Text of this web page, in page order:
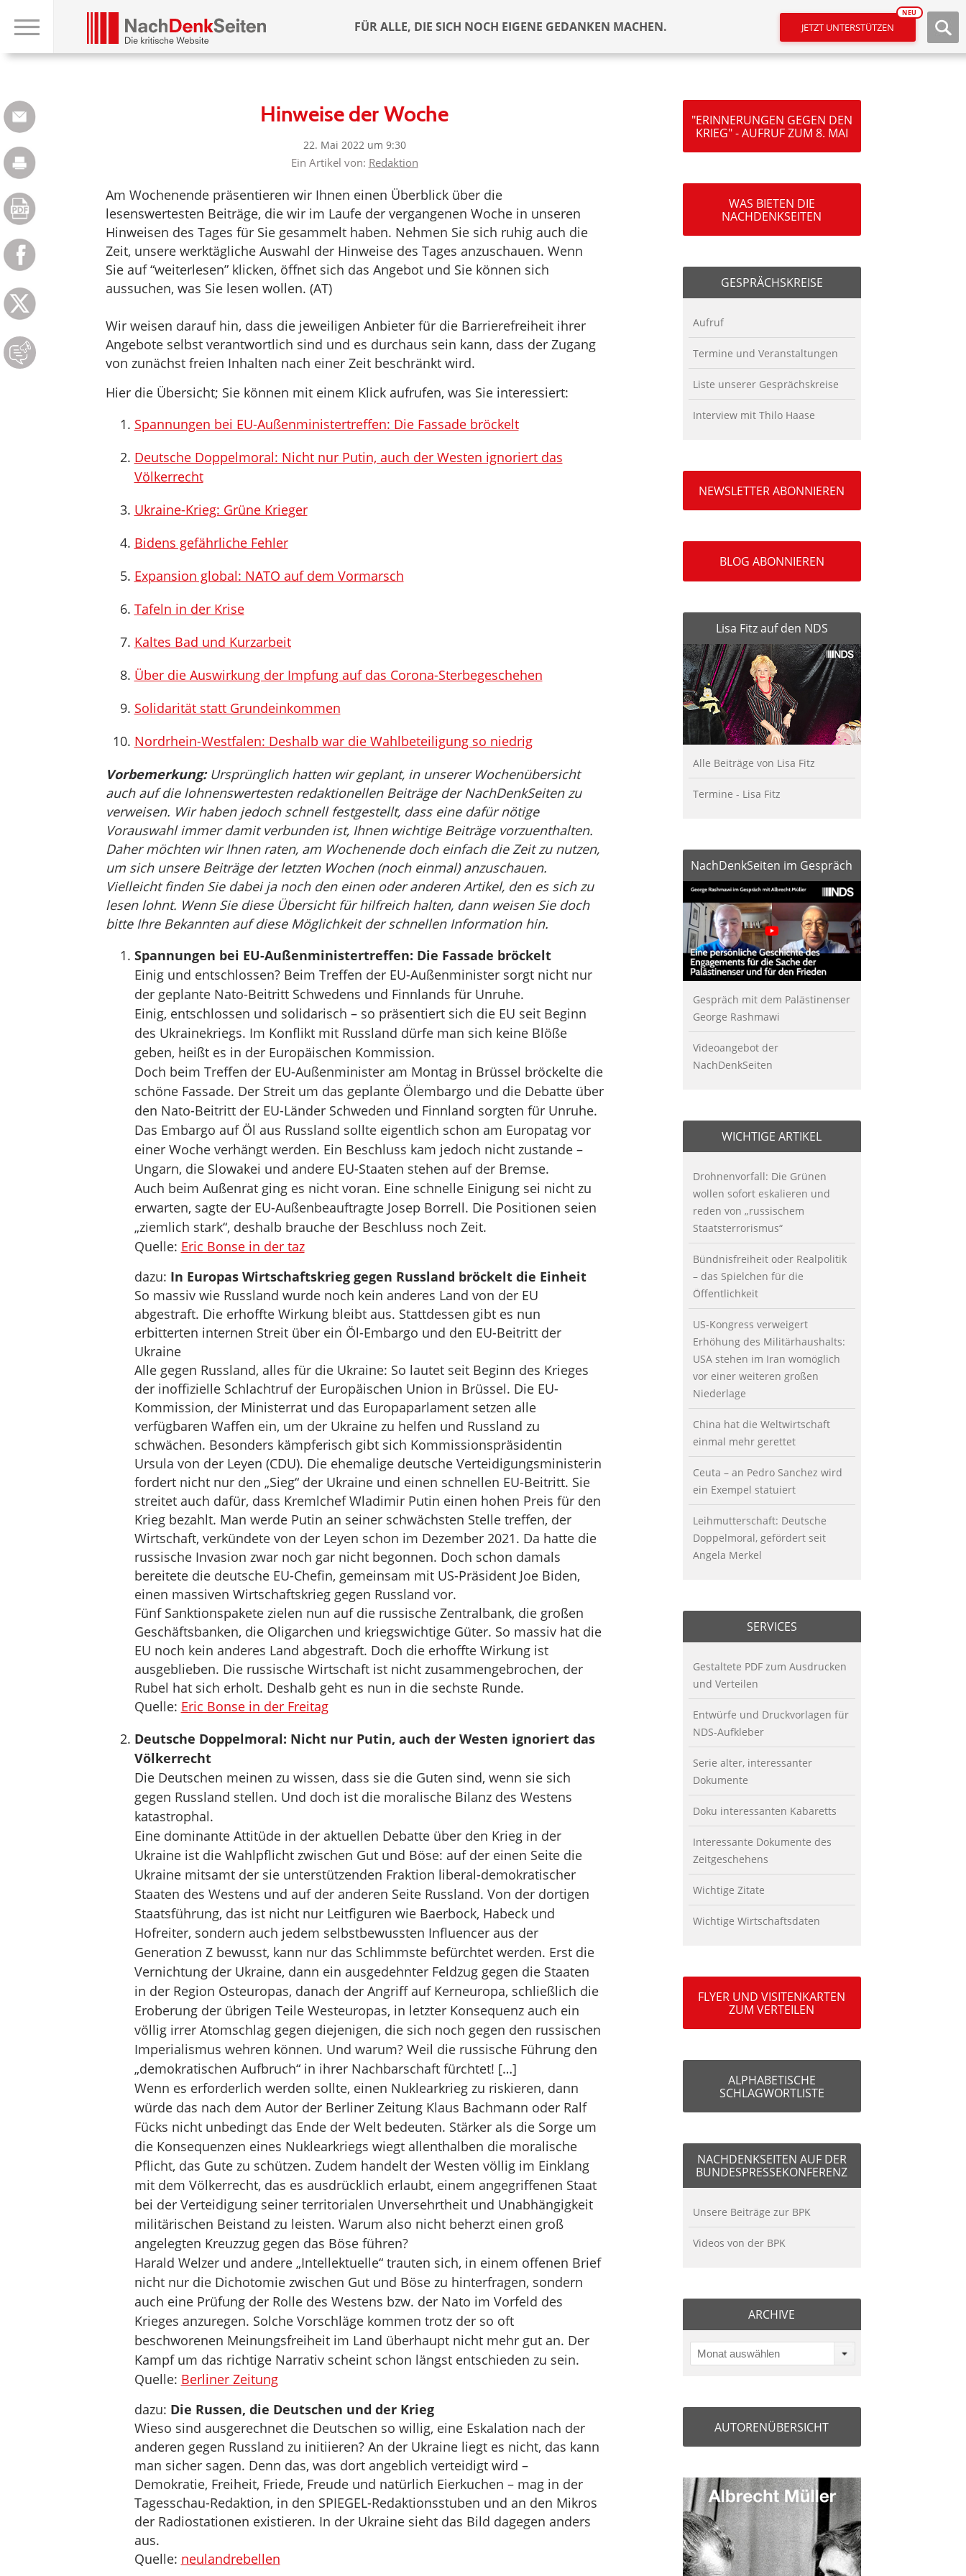
FÜR ALLE, DIE SICH NOCH EIGENE GEDANKEN MACHEN. JETZT UNTERSTÜTZEN
NEU
Hinweise der Woche
22. Mai 2022 um 9:30
Ein Artikel von: Redaktion
Am Wochenende präsentieren wir Ihnen einen Überblick über die
lesenswertesten Beiträge, die wir im Laufe der vergangenen Woche in unseren
Hinweisen des Tages für Sie gesammelt haben. Nehmen Sie sich ruhig auch die
Zeit, unsere werktägliche Auswahl der Hinweise des Tages anzuschauen. Wenn
Sie auf “weiterlesen” klicken, öffnet sich das Angebot und Sie können sich
aussuchen, was Sie lesen wollen. (AT)
Wir weisen darauf hin, dass die jeweiligen Anbieter für die Barrierefreiheit ihrer
Angebote selbst verantwortlich sind und es durchaus sein kann, dass der Zugang
von zunächst freien Inhalten nach einer Zeit beschränkt wird.
Hier die Übersicht; Sie können mit einem Klick aufrufen, was Sie interessiert:
Spannungen bei EU-Außenministertreffen: Die Fassade bröckelt
Deutsche Doppelmoral: Nicht nur Putin, auch der Westen ignoriert das
Völkerrecht
Ukraine-Krieg: Grüne Krieger
Bidens gefährliche Fehler
Expansion global: NATO auf dem Vormarsch
Tafeln in der Krise
Kaltes Bad und Kurzarbeit
Über die Auswirkung der Impfung auf das Corona-Sterbegeschehen
Solidarität statt Grundeinkommen
Nordrhein-Westfalen: Deshalb war die Wahlbeteiligung so niedrig
Vorbemerkung:Ursprünglich hatten wir geplant, in unserer Wochenübersicht
auch auf die lohnenswertesten redaktionellen Beiträge der NachDenkSeiten zu
verweisen. Wir haben jedoch schnell festgestellt, dass eine dafür nötige
Vorauswahl immer damit verbunden ist, Ihnen wichtige Beiträge vorzuenthalten.
Daher möchten wir Ihnen raten, am Wochenende doch einfach die Zeit zu nutzen,
um sich unsere Beiträge der letzten Wochen (noch einmal) anzuschauen.
Vielleicht finden Sie dabei ja noch den einen oder anderen Artikel, den es sich zu
lesen lohnt. Wenn Sie diese Übersicht für hilfreich halten, dann weisen Sie doch
bitte Ihre Bekannten auf diese Möglichkeit der schnellen Information hin.
Spannungen bei EU-Außenministertreffen: Die Fassade bröckelt
Einig und entschlossen? Beim Treffen der EU-Außenminister sorgt nicht nur
der geplante Nato-Beitritt Schwedens und Finnlands für Unruhe.
Einig, entschlossen und solidarisch – so präsentiert sich die EU seit Beginn
des Ukrainekriegs. Im Konflikt mit Russland dürfe man sich keine Blöße
geben, heißt es in der Europäischen Kommission.
Doch beim Treffen der EU-Außenminister am Montag in Brüssel bröckelte die
schöne Fassade. Der Streit um das geplante Ölembargo und die Debatte über
den Nato-Beitritt der EU-Länder Schweden und Finnland sorgten für Unruhe.
Das Embargo auf Öl aus Russland sollte eigentlich schon am Europatag vor
einer Woche verhängt werden. Ein Beschluss kam jedoch nicht zustande –
Ungarn, die Slowakei und andere EU-Staaten stehen auf der Bremse.
Auch beim Außenrat ging es nicht voran. Eine schnelle Einigung sei nicht zu
erwarten, sagte der EU-Außenbeauftragte Josep Borrell. Die Positionen seien
„ziemlich stark“, deshalb brauche der Beschluss noch Zeit.
Quelle: Eric Bonse in der taz
dazu: In Europas Wirtschaftskrieg gegen Russland bröckelt die Einheit
So massiv wie Russland wurde noch kein anderes Land von der EU
abgestraft. Die erhoffte Wirkung bleibt aus. Stattdessen gibt es nun
erbitterten internen Streit über ein Öl-Embargo und den EU-Beitritt der
Ukraine
Alle gegen Russland, alles für die Ukraine: So lautet seit Beginn des Krieges
der inoffizielle Schlachtruf der Europäischen Union in Brüssel. Die EU-
Kommission, der Ministerrat und das Europaparlament setzen alle
verfügbaren Waffen ein, um der Ukraine zu helfen und Russland zu
schwächen. Besonders kämpferisch gibt sich Kommissionspräsidentin
Ursula von der Leyen (CDU). Die ehemalige deutsche Verteidigungsministerin
fordert nicht nur den „Sieg“ der Ukraine und einen schnellen EU-Beitritt. Sie
streitet auch dafür, dass Kremlchef Wladimir Putin einen hohen Preis für den
Krieg bezahlt. Man werde Putin an seiner schwächsten Stelle treffen, der
Wirtschaft, verkündete von der Leyen schon im Dezember 2021. Da hatte die
russische Invasion zwar noch gar nicht begonnen. Doch schon damals
bereitete die deutsche EU-Chefin, gemeinsam mit US-Präsident Joe Biden,
einen massiven Wirtschaftskrieg gegen Russland vor.
Fünf Sanktionspakete zielen nun auf die russische Zentralbank, die großen
Geschäftsbanken, die Oligarchen und kriegswichtige Güter. So massiv hat die
EU noch kein anderes Land abgestraft. Doch die erhoffte Wirkung ist
ausgeblieben. Die russische Wirtschaft ist nicht zusammengebrochen, der
Rubel hat sich erholt. Deshalb geht es nun in die sechste Runde.
Quelle: Eric Bonse in der Freitag
Deutsche Doppelmoral: Nicht nur Putin, auch der Westen ignoriert das
Völkerrecht
Die Deutschen meinen zu wissen, dass sie die Guten sind, wenn sie sich
gegen Russland stellen. Und doch ist die moralische Bilanz des Westens
katastrophal.
Eine dominante Attitüde in der aktuellen Debatte über den Krieg in der
Ukraine ist die Wahlpflicht zwischen Gut und Böse: auf der einen Seite die
Ukraine mitsamt der sie unterstützenden Fraktion liberal-demokratischer
Staaten des Westens und auf der anderen Seite Russland. Von der dortigen
Staatsführung, das ist nicht nur Leitfiguren wie Baerbock, Habeck und
Hofreiter, sondern auch jedem selbstbewussten Influencer aus der
Generation Z bewusst, kann nur das Schlimmste befürchtet werden. Erst die
Vernichtung der Ukraine, dann ein ausgedehnter Feldzug gegen die Staaten
in der Region Osteuropas, danach der Angriff auf Kerneuropa, schließlich die
Eroberung der übrigen Teile Westeuropas, in letzter Konsequenz auch ein
völlig irrer Atomschlag gegen diejenigen, die sich noch gegen den russischen
Imperialismus wehren können. Und warum? Weil die russische Führung den
„demokratischen Aufbruch“ in ihrer Nachbarschaft fürchtet! […]
Wenn es erforderlich werden sollte, einen Nuklearkrieg zu riskieren, dann
würde das nach dem Autor der Berliner Zeitung Klaus Bachmann oder Ralf
Fücks nicht unbedingt das Ende der Welt bedeuten. Stärker als die Sorge um
die Konsequenzen eines Nuklearkriegs wiegt allenthalben die moralische
Pflicht, das Gute zu schützen. Zudem handelt der Westen völlig im Einklang
mit dem Völkerrecht, das es ausdrücklich erlaubt, einem angegriffenen Staat
bei der Verteidigung seiner territorialen Unversehrtheit und Unabhängigkeit
militärischen Beistand zu leisten. Warum also nicht beherzt einen groß
angelegten Kreuzzug gegen das Böse führen?
Harald Welzer und andere „Intellektuelle“ trauten sich, in einem offenen Brief
nicht nur die Dichotomie zwischen Gut und Böse zu hinterfragen, sondern
auch eine Prüfung der Rolle des Westens bzw. der Nato im Vorfeld des
Krieges anzuregen. Solche Vorschläge kommen trotz der so oft
beschworenen Meinungsfreiheit im Land überhaupt nicht mehr gut an. Der
Kampf um das richtige Narrativ scheint schon längst entschieden zu sein.
Quelle: Berliner Zeitung
dazu: Die Russen, die Deutschen und der Krieg
Wieso sind ausgerechnet die Deutschen so willig, eine Eskalation nach der
anderen gegen Russland zu initiieren? An der Ukraine liegt es nicht, das kann
man sicher sagen. Denn das, was dort angeblich verteidigt wird –
Demokratie, Freiheit, Friede, Freude und natürlich Eierkuchen – mag in der
Tagesschau-Redaktion, in den SPIEGEL-Redaktionsstuben und an den Mikros
der Radiostationen existieren. In der Ukraine sieht das Bild dagegen anders
aus.
Quelle: neulandrebellen
"ERINNERUNGEN GEGEN DEN
KRIEG" - AUFRUF ZUM 8. MAI
WAS BIETEN DIE
NACHDENKSEITEN
GESPRÄCHSKREISE
Aufruf
Termine und Veranstaltungen
Liste unserer Gesprächskreise
Interview mit Thilo Haase
NEWSLETTER ABONNIEREN
BLOG ABONNIEREN
Lisa Fitz auf den NDS
Alle Beiträge von Lisa Fitz
Termine - Lisa Fitz
NachDenkSeiten im Gespräch
Gespräch mit dem Palästinenser
George Rashmawi
Videoangebot der
NachDenkSeiten
WICHTIGE ARTIKEL
Drohnenvorfall: Die Grünen
wollen sofort eskalieren und
reden von „russischem
Staatsterrorismus“
Bündnisfreiheit oder Realpolitik
– das Spielchen für die
Öffentlichkeit
US-Kongress verweigert
Erhöhung des Militärhaushalts:
USA stehen im Iran womöglich
vor einer weiteren großen
Niederlage
China hat die Weltwirtschaft
einmal mehr gerettet
Ceuta – an Pedro Sanchez wird
ein Exempel statuiert
Leihmutterschaft: Deutsche
Doppelmoral, gefördert seit
Angela Merkel
SERVICES
Gestaltete PDF zum Ausdrucken
und Verteilen
Entwürfe und Druckvorlagen für
NDS-Aufkleber
Serie alter, interessanter
Dokumente
Doku interessanten Kabaretts
Interessante Dokumente des
Zeitgeschehens
Wichtige Zitate
Wichtige Wirtschaftsdaten
FLYER UND VISITENKARTEN
ZUM VERTEILEN
ALPHABETISCHE
SCHLAGWORTLISTE
NACHDENKSEITEN AUF DER
BUNDESPRESSEKONFERENZ
Unsere Beiträge zur BPK
Videos von der BPK
ARCHIVE
Monat auswählen
AUTORENÜBERSICHT